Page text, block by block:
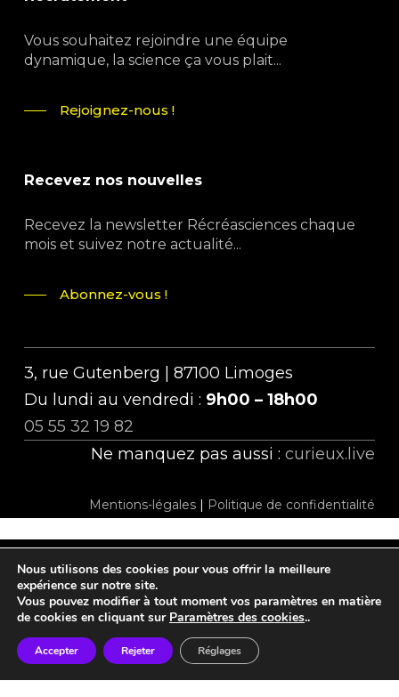
Vous souhaitez rejoindre une équipe
dynamique, la science ça vous plait...
Rejoignez-nous !
Recevez nos nouvelles
Recevez la newsletter Récréasciences chaque
mois et suivez notre actualité...
Abonnez-vous !
3, rue Gutenberg | 87100 Limoges
Du lundi au vendredi : 9h00 – 18h00
05 55 32 19 82
Ne manquez pas aussi :curieux.live
Mentions-légales | Politique de confidentialité
twitter facebook linkedin instagramtiktok
Nous utilisons des cookies pour vous offrir la meilleure
expérience sur notre site.
Vous pouvez modifier à tout moment vos paramètres en matière
de cookies en cliquant sur Paramètres des cookies..
Accepter Rejeter Réglages